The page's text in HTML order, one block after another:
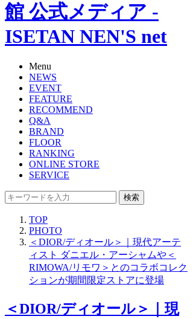
館 公式メディア -
ISETAN NEN'S net
Menu
NEWS
EVENT
FEATURE
RECOMMEND
Q&A
BRAND
FLOOR
RANKING
ONLINE STORE
SERVICE
検索
TOP
PHOTO
＜DIOR/ディオール＞｜現代アーテ
ィスト ダニエル・アーシャムや＜
RIMOWA/リモワ＞とのコラボコレク
ションが期間限定ストアに登場
＜DIOR/ディオール＞｜現